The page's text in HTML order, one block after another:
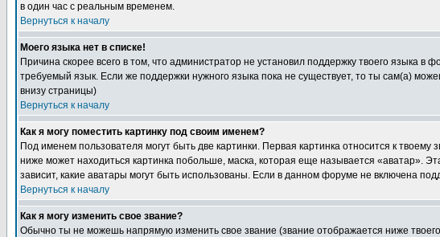
в один час с реальным временем.
Вернуться к началу
Моего языка нет в списке!
Причина скорее всего в том, что администратор не установил поддержку твоего языка
требуемый язык. Если же поддержки нужного языка пока не существует, то ты сам(а)
внизу страницы)
Вернуться к началу
Как я могу поместить картинку под своим именем?
Под именем пользователя могут быть две картинки. Первая картинка относится к
ниже может находиться картинка побольше, маска, которая еще называется «аватар».
зависит, какие аватары могут быть использованы. Если в данном форуме не включена
Вернуться к началу
Как я могу изменить свое звание?
Обычно ты не можешь напрямую изменить свое звание (звание отображается ниже